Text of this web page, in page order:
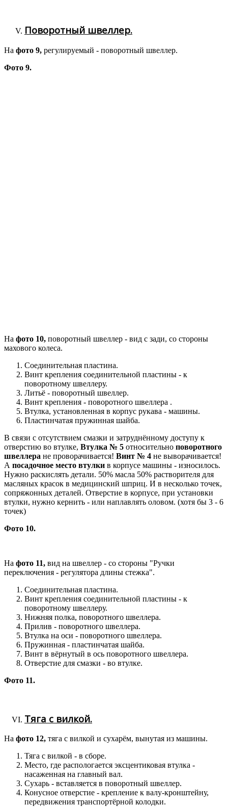
Поворотный швеллер.
На фото 9, регулируемый - поворотный швеллер.
Фото 9.
На фото 10, поворотный швеллер - вид с зади, со стороны
махового колеса.
Соединительная пластина.
Винт крепления соединительной пластины - к
поворотному швеллеру.
Литьё - поворотный швеллер.
Винт крепления - поворотного швеллера .
Втулка, установленная в корпус рукава - машины.
Пластинчатая пружинная шайба.
В связи с отсутствием смазки и затруднённому доступу к
отверстию во втулке, Втулка № 5 относительно поворотного
швеллера не проворачивается! Винт № 4 не выворачивается!
А посадочное место втулки в корпусе машины - износилось.
Нужно раскислять детали. 50% масла 50% растворителя для
масляных красок в медицинский шприц. И в несколько точек,
сопряжонных деталей. Отверстие в корпусе, при установки
втулки, нужно кернить - или наплавлять оловом. (хотя бы 3 - 6
точек)
Фото 10.
На фото 11, вид на швеллер - со стороны "Ручки
переключения - регулятора длины стежка".
Соединительная пластина.
Винт крепления соединительной пластины - к
поворотному швеллеру.
Нижняя полка, поворотного швеллера.
Прилив - поворотного швеллера.
Втулка на оси - поворотного швеллера.
Пружинная - пластинчатая шайба.
Винт в вёрнутый в ось поворотного швеллера.
Отверстие для смазки - во втулке.
Фото 11.
Тяга с вилкой.
На фото 12, тяга с вилкой и сухарём, вынутая из машины.
Тяга с вилкой - в сборе.
Место, где распологается эксцентиковая втулка -
насаженная на главный вал.
Сухарь - вставляется в поворотный швеллер.
Конусное отверстие - крепление к валу-кронштейну,
передвижения транспортёрной колодки.